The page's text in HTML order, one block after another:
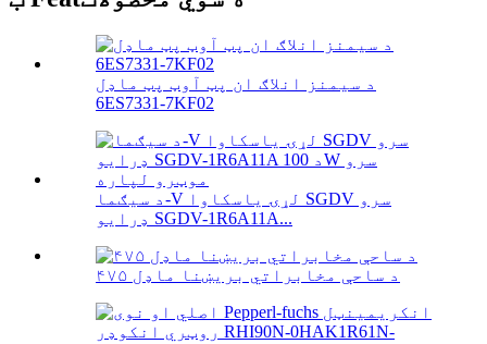
د سیمنز انلاګ ان پټ آوټ پټ ماډل
6ES7331-7KF02
د سیګما-V لړۍ یاسکاوا SGDV سرو
ډرایو SGDV-1R6A11A...
۴۷۵ د ساحې مخابراتي بریښنا ماډل